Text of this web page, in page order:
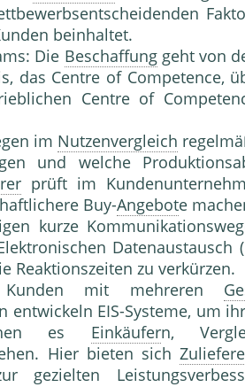
beinhaltet.
Die Beschaffunggeht von
das Centre of Competence,
Centre of
im Nutzenvergleich
und welche
prüft im
Buy-Angebote
kurze
Datenaustausch
Reaktionszeiten zu verkürzen.
Kunden mit mehreren
entwickeln EIS-Systeme, um
es Einkäufern,
Hier bieten sich
gezielten